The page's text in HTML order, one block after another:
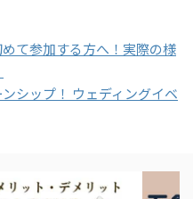
て参加する方へ！実際の様
ンシップ！ ウェディングイベ